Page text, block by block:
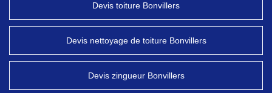
Devis toiture Bonvillers
Devis nettoyage de toiture Bonvillers
Devis zingueur Bonvillers